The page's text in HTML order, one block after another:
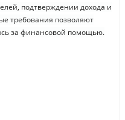
подтверждении дохода и
требования позволяют
за финансовой помощью.